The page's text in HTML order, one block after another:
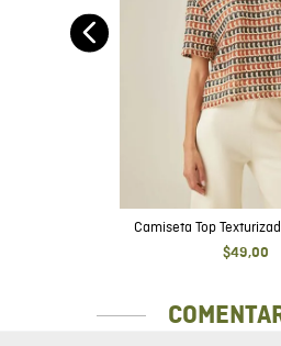
Camiseta Top
$49,00